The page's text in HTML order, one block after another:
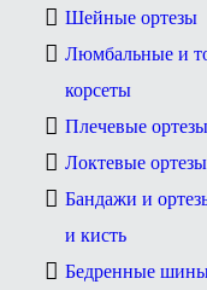
Шейные ортезы
Люмбальные и
корсеты
Плечевые ортезы
Локтевые ортезы
Бандажи и
и кисть
Бедренные